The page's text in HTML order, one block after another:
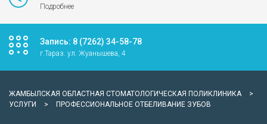
Подробнее
Запись: 8 (7262) 34-58-78
г.Тараз. ул. Жуанышева, 4
ЖАМБЫЛСКАЯ ОБЛАСТНАЯ СТОМАТОЛОГИЧЕСКАЯ ПОЛИКЛИНИКА
>
УСЛУГИ
> ПРОФЕССИОНАЛЬНОЕ ОТБЕЛИВАНИЕ ЗУБОВ